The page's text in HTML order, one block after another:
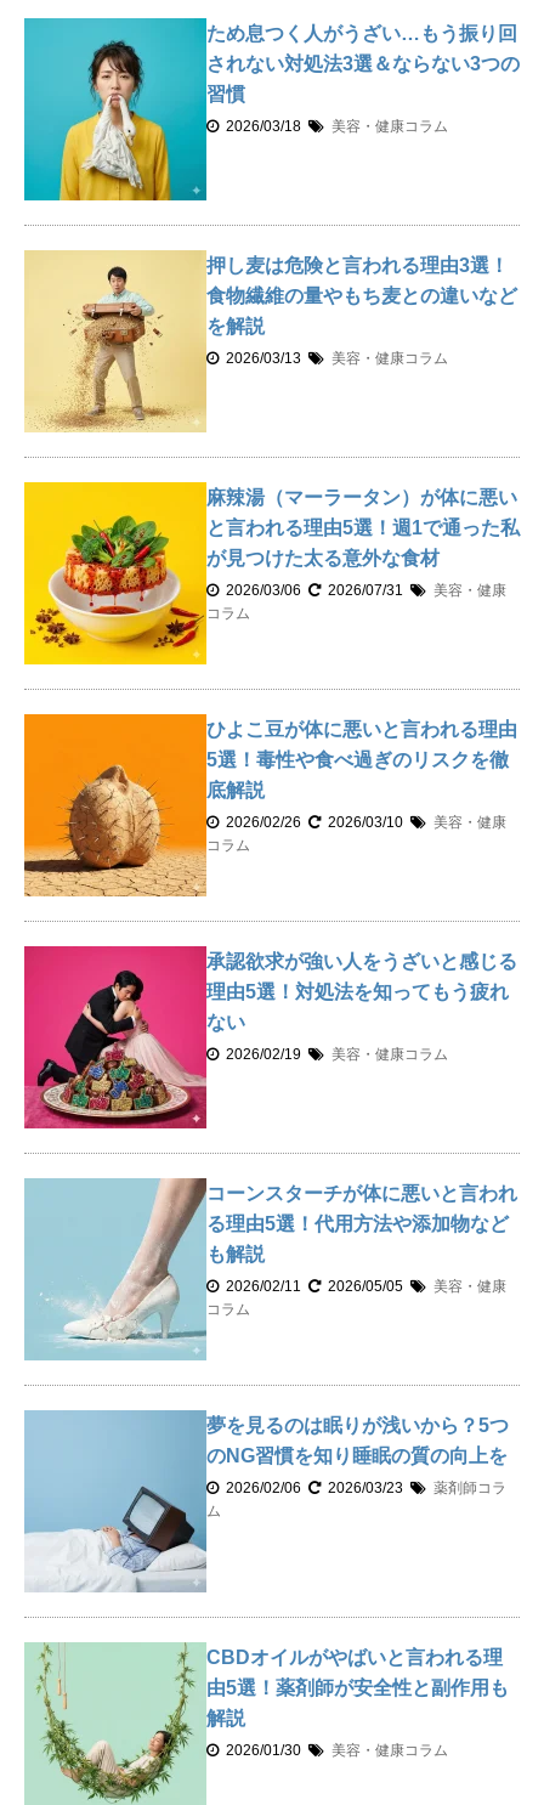
ため息つく人がうざい…もう振り回
されない対処法3選＆ならない3つの
習慣
2026/03/18 美容・健康コラム
押し麦は危険と言われる理由3選！
食物繊維の量やもち麦との違いなど
を解説
2026/03/13 美容・健康コラム
麻辣湯（マーラータン）が体に悪い
と言われる理由5選！週1で通った私
が見つけた太る意外な食材
2026/03/06 2026/07/31
美容・健康
コラム
ひよこ豆が体に悪いと言われる理由
5選！毒性や食べ過ぎのリスクを徹
底解説
2026/02/26 2026/03/10
美容・健康
コラム
承認欲求が強い人をうざいと感じる
理由5選！対処法を知ってもう疲れ
ない
2026/02/19 美容・健康コラム
コーンスターチが体に悪いと言われ
る理由5選！代用方法や添加物など
も解説
2026/02/11 2026/05/05
美容・健康
コラム
夢を見るのは眠りが浅いから？5つ
のNG習慣を知り睡眠の質の向上を
2026/02/06 2026/03/23
薬剤師コラ
ム
CBDオイルがやばいと言われる理
由5選！薬剤師が安全性と副作用も
解説
2026/01/30 美容・健康コラム